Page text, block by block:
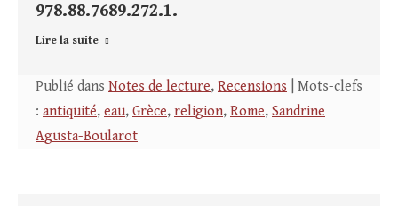
978.88.7689.272.1.
Lire la suite
Publié dans Notes de lecture, Recensions | Mots-clefs
: antiquité, eau, Grèce, religion, Rome, Sandrine
Agusta-Boularot